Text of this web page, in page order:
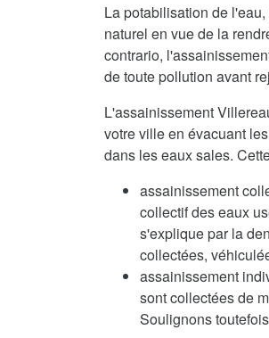
La potabilisation de
naturel en vue de la
contrario,
de toute pollution avant
L'assainissement
votre ville en évacuant
dans les eaux sales.
assainissement
collectif des eaux
s'explique par la
collectées,
assainissement
sont collectées de
Soulignons